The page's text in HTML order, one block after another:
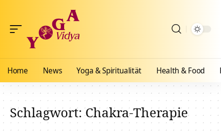
Home News Yoga & Spiritualität Health & Food
Schlagwort:Chakra-Therapie